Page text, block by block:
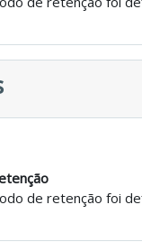
de retenção foi